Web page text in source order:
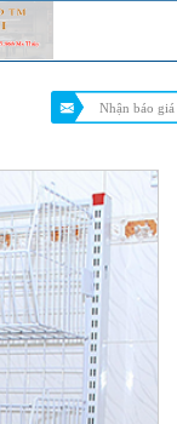
Nhận báo giá